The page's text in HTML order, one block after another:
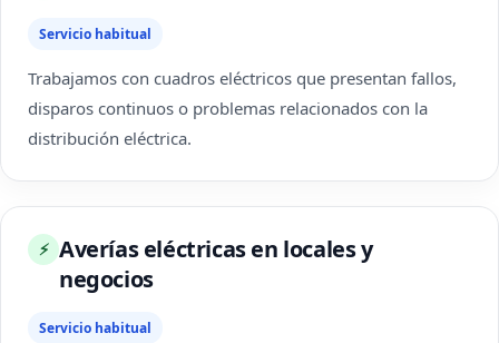
Servicio habitual
Trabajamos con cuadros eléctricos que presentan fallos,
disparos continuos o problemas relacionados con la
distribución eléctrica.
⚡ Averías eléctricas en locales y
negocios
Servicio habitual